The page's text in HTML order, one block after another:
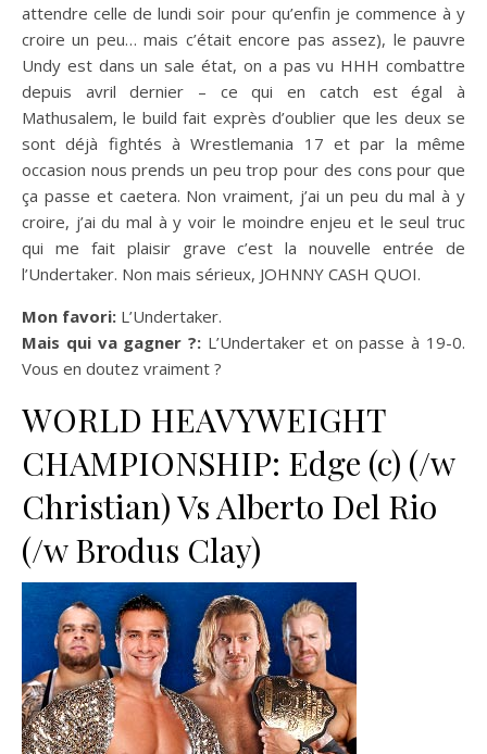
attendre celle de lundi soir pour qu’enfin je commence à y
croire un peu… mais c’était encore pas assez), le pauvre
Undy est dans un sale état, on a pas vu HHH combattre
depuis avril dernier – ce qui en catch est égal à
Mathusalem, le build fait exprès d’oublier que les deux se
sont déjà fightés à Wrestlemania 17 et par la même
occasion nous prends un peu trop pour des cons pour que
ça passe et caetera. Non vraiment, j’ai un peu du mal à y
croire, j’ai du mal à y voir le moindre enjeu et le seul truc
qui me fait plaisir grave c’est la nouvelle entrée de
l’Undertaker. Non mais sérieux, JOHNNY CASH QUOI.
Mon favori: L’Undertaker.
Mais qui va gagner ?: L’Undertaker et on passe à 19-0.
Vous en doutez vraiment ?
WORLD HEAVYWEIGHT
CHAMPIONSHIP: Edge (c) (/w
Christian) Vs Alberto Del Rio
(/w Brodus Clay)